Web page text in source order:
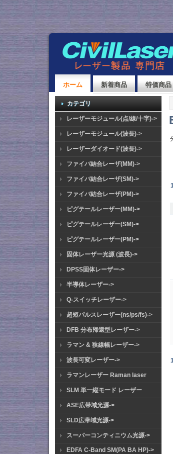
ホーム 新着商品 特価商品
カテゴリ
レーザーモジュール(点/線/十字)->
レーザーモジュール(波長)->
レーザーダイオード(波長)->
ファイバ結合レーザ(MM)->
ファイバ結合レーザ(SM)->
ファイバ結合レーザ(PM)->
ピグテールレーザー(MM)->
ピグテールレーザー(SM)->
ピグテールレーザー(PM)->
固体レーザー光源 (波長)->
DPSS固体レーザー->
半導体レーザー->
Q-スイッチレーザー->
超短パルスレーザー(ns/ps/fs)->
DFB 分布帰還型レーザー->
ラマン & 狭線幅レーザー->
波長可変レーザー->
ラマンレーザー Raman laser
SLM 単一縦モード レーザー
ASE広帯域光源->
SLD広帯域光源->
スーパーコンティニウム光源->
EDFA C-Band SM(PA BA HP)->